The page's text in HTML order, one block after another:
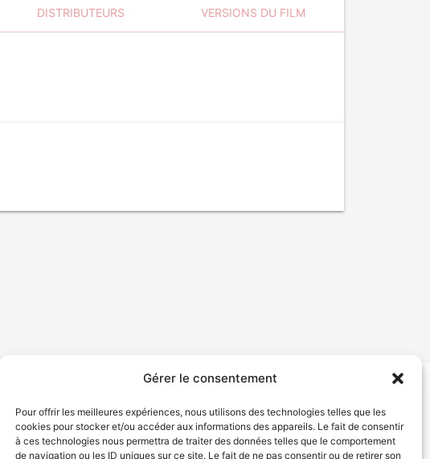
Gérer le consentement
Pour offrir les meilleures expériences, nous utilisons des technologies telles que les
cookies pour stocker et/ou accéder aux informations des appareils. Le fait de consentir
à ces technologies nous permettra de traiter des données telles que le comportement
de navigation ou les ID uniques sur ce site. Le fait de ne pas consentir ou de retirer son
DISTRIBUTEURS VERSIONS DU FILM
Déclaration de services Politique de confidentialité